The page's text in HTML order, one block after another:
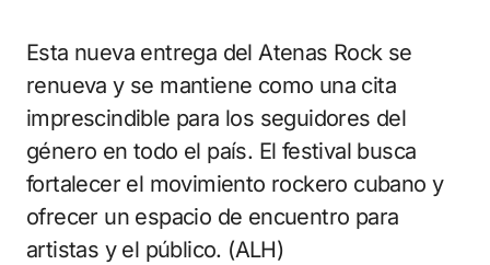
Esta nueva entrega del Atenas Rock se
renueva y se mantiene como una cita
imprescindible para los seguidores del
género en todo el país. El festival busca
fortalecer el movimiento rockero cubano y
ofrecer un espacio de encuentro para
artistas y el público. (ALH)